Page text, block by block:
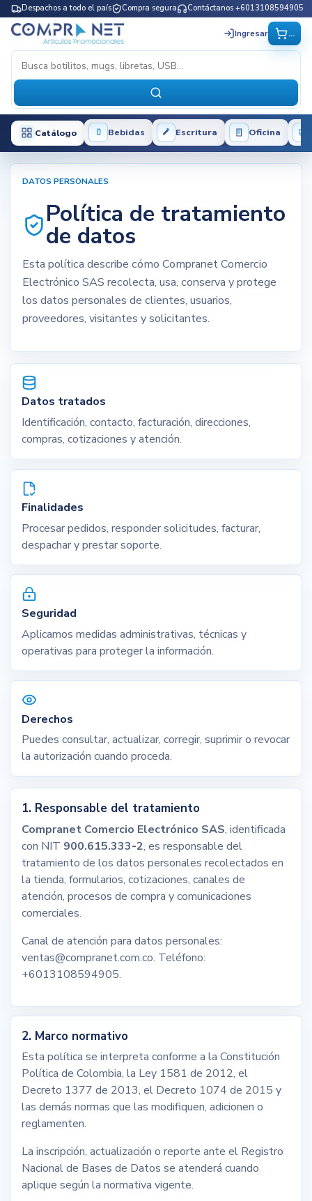
Despachos a todo el país Compra segura Contáctanos +6013108594905
Ingresar ...
Catálogo Bebidas Escritura Oficina
DATOS PERSONALES
Política de tratamiento
de datos
Esta política describe cómo Compranet Comercio
Electrónico SAS recolecta, usa, conserva y protege
los datos personales de clientes, usuarios,
proveedores, visitantes y solicitantes.
Datos tratados
Identificación, contacto, facturación, direcciones,
compras, cotizaciones y atención.
Finalidades
Procesar pedidos, responder solicitudes, facturar,
despachar y prestar soporte.
Seguridad
Aplicamos medidas administrativas, técnicas y
operativas para proteger la información.
Derechos
Puedes consultar, actualizar, corregir, suprimir o revocar
la autorización cuando proceda.
1. Responsable del tratamiento
Compranet Comercio Electrónico SAS, identificada
con NIT 900.615.333-2, es responsable del
tratamiento de los datos personales recolectados en
la tienda, formularios, cotizaciones, canales de
atención, procesos de compra y comunicaciones
comerciales.
Canal de atención para datos personales:
ventas@compranet.com.co. Teléfono:
+6013108594905.
2. Marco normativo
Esta política se interpreta conforme a la Constitución
Política de Colombia, la Ley 1581 de 2012, el
Decreto 1377 de 2013, el Decreto 1074 de 2015 y
las demás normas que las modifiquen, adicionen o
reglamenten.
La inscripción, actualización o reporte ante el Registro
Nacional de Bases de Datos se atenderá cuando
aplique según la normativa vigente.